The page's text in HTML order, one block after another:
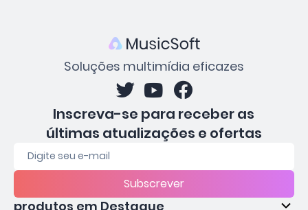
Soluções multimídia eficazes
Inscreva-se para receber as
últimas atualizações e ofertas
Subscrever
produtos em Destaque